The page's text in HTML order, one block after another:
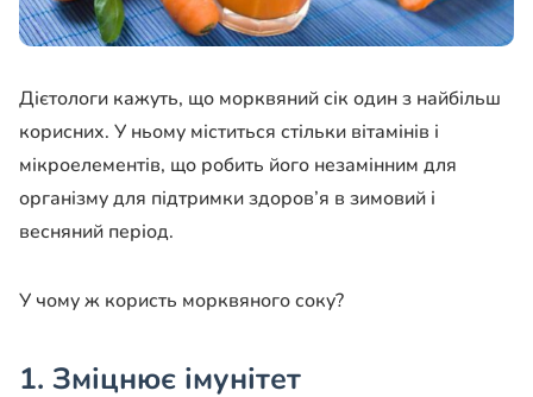
Дієтологи кажуть, що морквяний сік один з найбільш
корисних. У ньому міститься стільки вітамінів і
мікроелементів, що робить його незамінним для
організму для підтримки здоров’я в зимовий і
весняний період.
У чому ж користь морквяного соку?
1. Зміцнює імунітет